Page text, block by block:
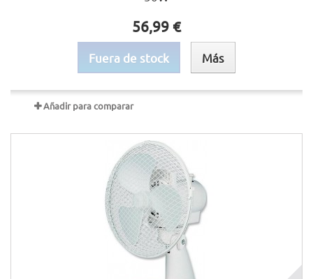
56,99 €
Fuera de stock Más
Añadir para comparar